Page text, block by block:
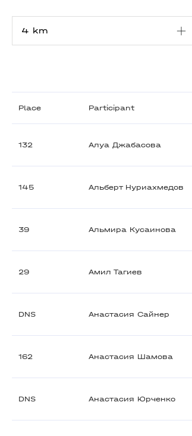
Place Participant
132 Алуа Джабасова
145 Альберт Нуриахмедов
39 Альмира Кусаинова
29 Амил Тагиев
DNS Анастасия Сайнер
162 Анастасия Шамова
DNS Анастасия Юрченко